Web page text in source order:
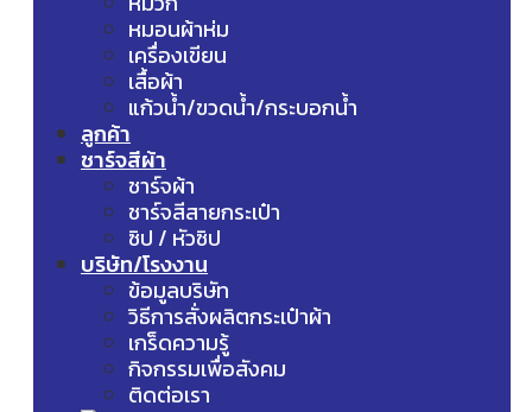
หมอนผ้าห่ม
เครื่องเขียน
เสื้อผ้า
แก้วน้ำ/ขวดน้ำ/กระบอกน้ำ
ลูกค้า
ชาร์จสีผ้า
ชาร์จผ้า
ชาร์จสีสายกระเป๋า
ซิป / หัวซิป
บริษัท/โรงงาน
ข้อมูลบริษัท
วิธีการสั่งผลิตกระเป๋าผ้า
เกร็ดความรู้
กิจกรรมเพื่อสังคม
ติดต่อเรา